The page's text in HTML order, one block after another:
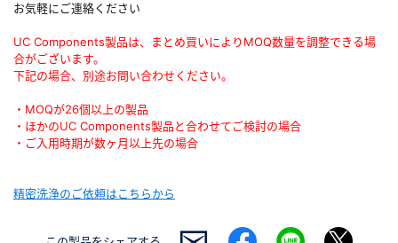
お気軽にご連絡ください
UC Components製品は、まとめ買いによりMOQ数量を調整できる場
合がございます。
下記の場合、別途お問い合わせください。
・MOQが26個以上の製品
・ほかのUC Components製品と合わせてご検討の場合
・ご入用時期が数ヶ月以上先の場合
精密洗浄のご依頼はこちらから